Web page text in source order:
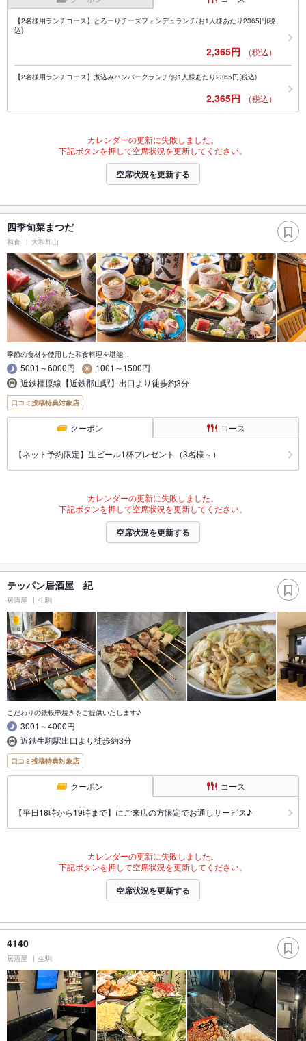
【2名様用ランチコース】とろーりチーズフォンデュランチ/お1人様あたり2365円(税
込)
2,365円 （税込）
【2名様用ランチコース】煮込みハンバーグランチ/お1人様あたり2365円(税込)
2,365円 （税込）
カレンダーの更新に失敗しました。
下記ボタンを押して空席状況を更新してください。
空席状況を更新する
四季旬菜まつだ
和食 大和郡山
季節の食材を使用した和食料理を堪能...
5001～6000円
1001～1500円
近鉄橿原線【近鉄郡山駅】出口より徒歩約3分
口コミ投稿特典対象店
クーポン コース
【ネット予約限定】生ビール1杯プレゼント（3名様～）
カレンダーの更新に失敗しました。
下記ボタンを押して空席状況を更新してください。
空席状況を更新する
テッパン居酒屋 紀
居酒屋 生駒
こだわりの鉄板串焼きをご提供いたします♪
3001～4000円
近鉄生駒駅出口より徒歩約3分
口コミ投稿特典対象店
クーポン コース
【平日18時から19時まで】にご来店の方限定でお通しサービス♪
カレンダーの更新に失敗しました。
下記ボタンを押して空席状況を更新してください。
空席状況を更新する
4140
居酒屋 生駒